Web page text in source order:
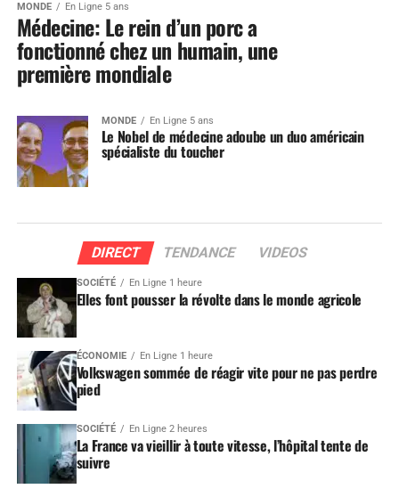
MONDE En Ligne 5 ans
Médecine: Le rein d’un porc a
fonctionné chez un humain, une
première mondiale
MONDE En Ligne 5 ans
Le Nobel de médecine adoube un duo américain
spécialiste du toucher
DIRECT TENDANCE VIDEOS
SOCIÉTÉ En Ligne 1 heure
Elles font pousser la révolte dans le monde agricole
ÉCONOMIE En Ligne 1 heure
Volkswagen sommée de réagir vite pour ne pas perdre
pied
SOCIÉTÉ En Ligne 2 heures
La France va vieillir à toute vitesse, l’hôpital tente de
suivre